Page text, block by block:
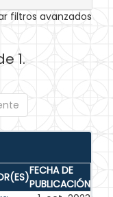
filtros avanzados
1.
FECHA DE
PUBLICACIÓN